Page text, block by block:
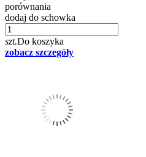
porównania
dodaj do schowka
szt.Do koszyka
zobacz szczegóły